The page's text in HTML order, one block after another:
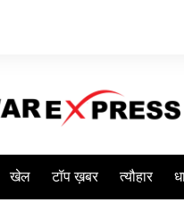
खेल टॉप ख़बर त्यौहार